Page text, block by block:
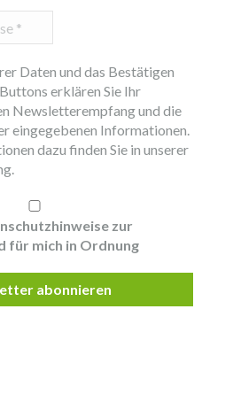
Daten und das Bestätigen
erklären Sie Ihr
Newsletterempfang und die
eingegebenen Informationen.
dazu finden Sie in unserer
zur
für mich in Ordnung